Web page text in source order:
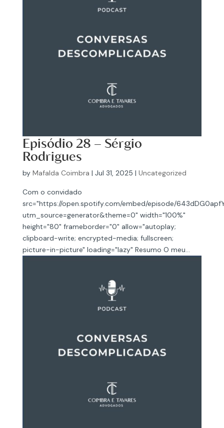
Episódio 28 – Sérgio
Rodrigues
by Mafalda Coimbra | Jul 31, 2025 | Uncategorized
Com o convidado
src="https://open.spotify.com/embed/episode/
utm_source=generator&theme=0" width="100%"
height="80" frameborder="0" allow="autoplay;
clipboard-write; encrypted-media; fullscreen;
picture-in-picture" loading="lazy" Resumo O meu...